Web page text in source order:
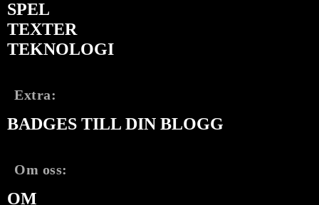
SPEL
TEXTER
TEKNOLOGI
Extra:
BADGES TILL DIN BLOGG
Om oss:
OM